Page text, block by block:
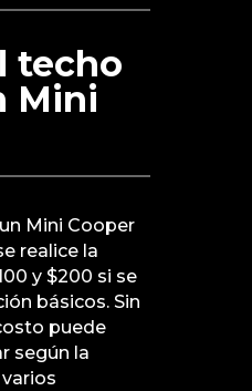
techo
Mini
Mini Cooper
realice la
y $200 si se
básicos. Sin
puede
según la